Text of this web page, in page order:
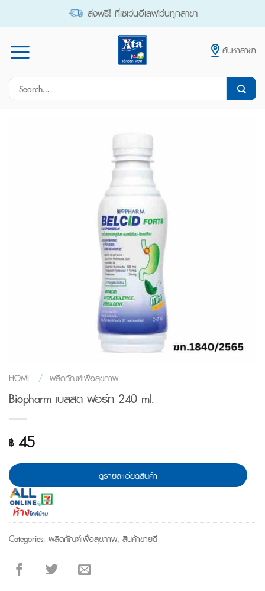
ส่งฟรี! ที่เซเว่นอีเลฟเว่นทุกสาขา
ค้นหาสาขา
Search
HOME / ผลิตภัณฑ์เพื่อสุขภาพ
Biopharm เบลสิด ฟอร์ท 240 ml.
฿45
ดูรายละเอียดสินค้า
Categories: ผลิตภัณฑ์เพื่อสุขภาพ, สินค้าขายดี